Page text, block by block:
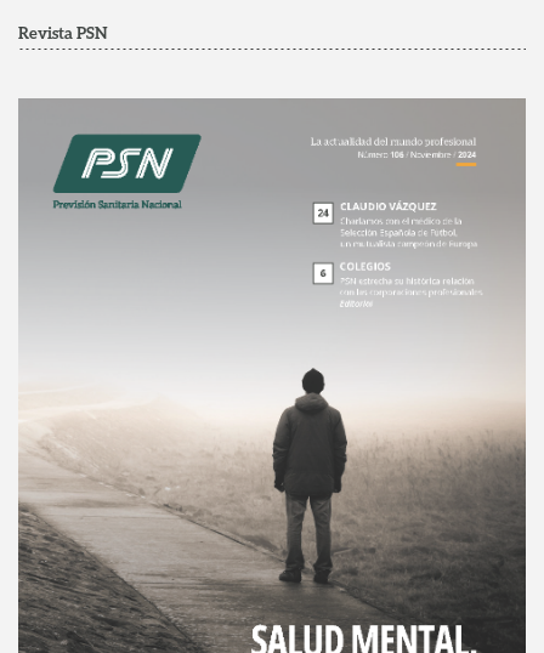
Revista PSN